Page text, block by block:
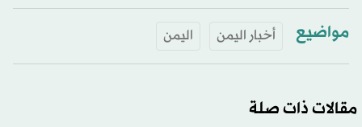
مواضيع أخبار اليمن اليمن
مقالات ذات صلة